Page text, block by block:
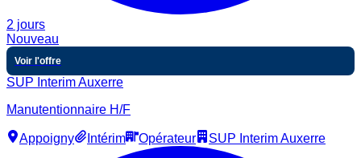
2 jours
Nouveau
Voir l'offre
SUP Interim Auxerre
Manutentionnaire H/F
Appoigny Intérim Opérateur SUP Interim Auxerre